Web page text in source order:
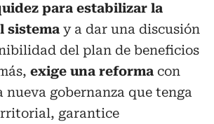
para estabilizar la
sistema y a dar una discusión
del plan de beneficios
exige una reforma con
nueva gobernanza que tenga
garantice